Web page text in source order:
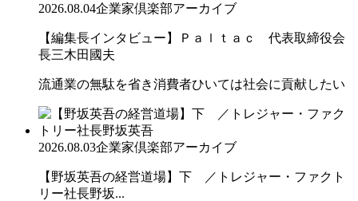
2026.08.04企業家倶楽部アーカイブ
【編集長インタビュー】Ｐａｌｔａｃ 代表取締役会
長三木田國夫
流通業の無駄を省き消費者ひいては社会に貢献したい
2026.08.03企業家倶楽部アーカイブ
【野坂英吾の経営道場】下 ／トレジャー・ファクト
リー社長野坂...